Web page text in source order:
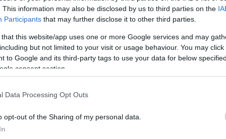
This information may also be disclosed by us to third parties on the
Participants that may further disclose it to other third parties.
that this website/app uses one or more Google services and may
but not limited to your visit or usage behaviour. You may
to Google and its third-party tags to use your data for below
consent section.
Data Processing Opt Outs
opt-out of the Sharing of my personal data.
il Mondiale di calcio gaelico, un evento che unisce
sua nazionale composta da atleti che si allenano a
Bel Paese in una competizione internazionale, ma
e appassionata, stimolando un forte senso di
rappresenta una realtà ancora poco conosciuta, ma
Repubblica, il calcio gaelico, con le sue regole